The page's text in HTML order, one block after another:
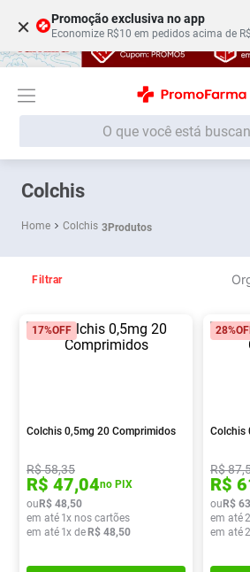
× Promoção exclusiva no app
Economize R$10 em pedidos acima de
O que você está buscando?
Colchis
Colchis 3Produtos
Filtrar
17%OFF
Colchis 0,5mg 20 Comprimidos
R$58,35
R$ 47,04no PIX
ouR$ 48,50
em até 1x nos cartões
em até 1x deR$ 48,50
28%
Colchis
R$87,
R$
ouR$ 63
em até2
em até2
Termos mais buscados
1 º Fralda
3º
5º Fralda G
10º Soro Fisiológico